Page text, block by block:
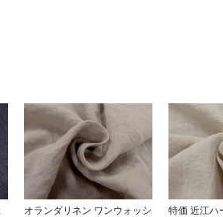
オランダリネン ワンウォッシ
特価 近江ハ